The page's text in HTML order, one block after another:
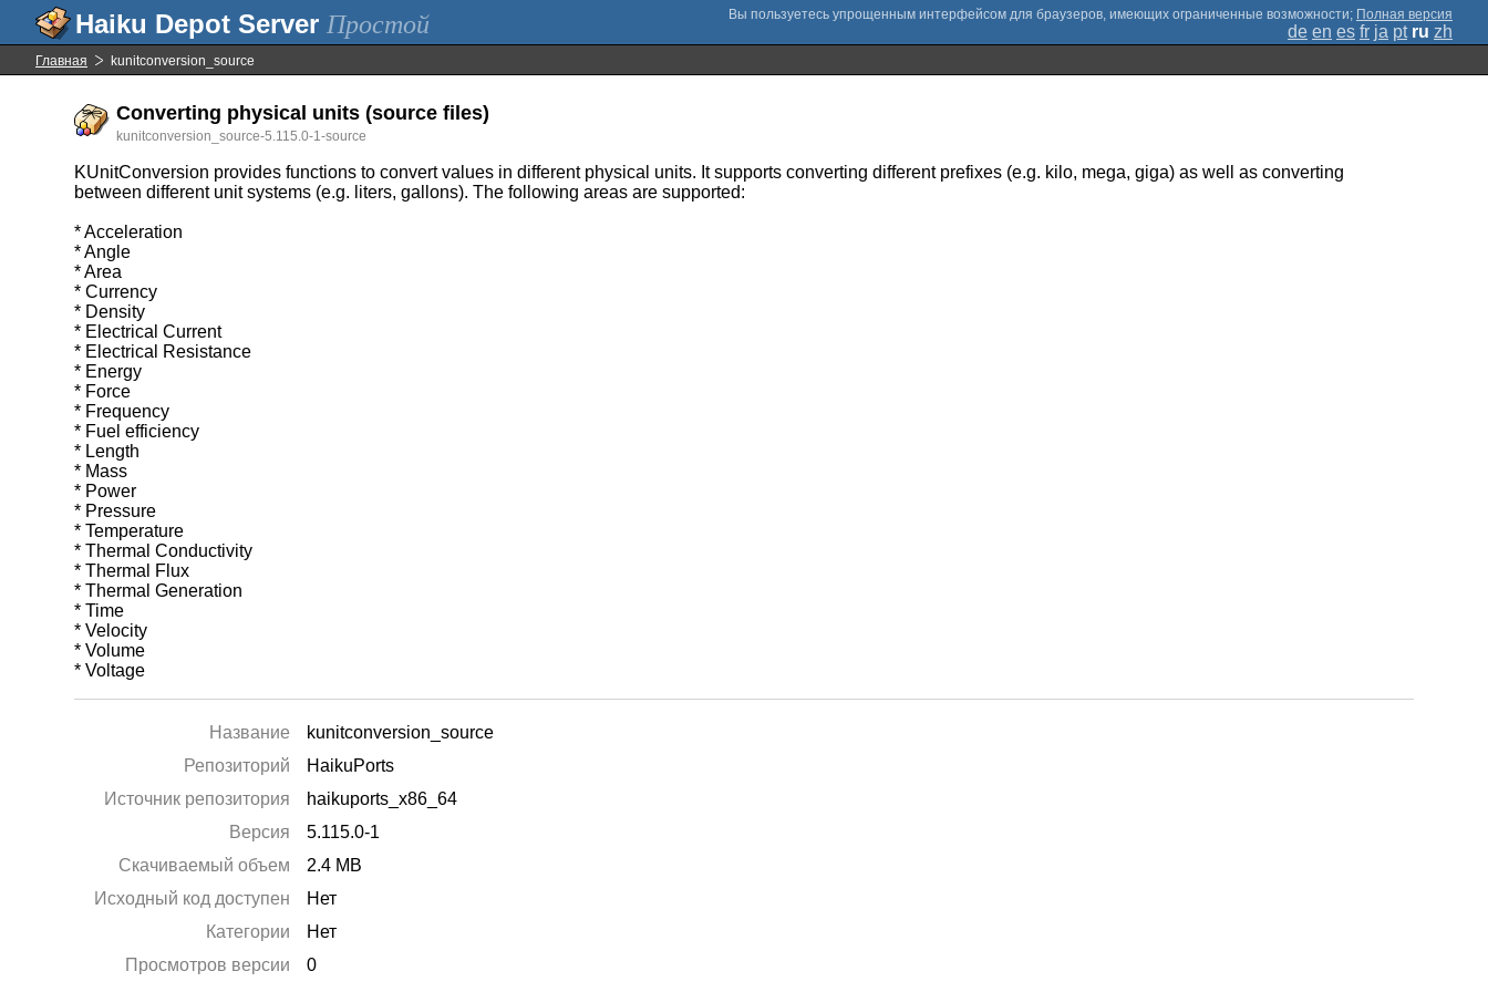
Простой ; Полная версия
de en es fr ja pt ru zh
Главная kunitconversion_source
Converting physical units (source files)
kunitconversion_source-5.115.0-1-source
KUnitConversion provides functions to convert values in different physical units. It supports converting different prefixes (e.g. kilo, mega, giga) as well as converting
between different unit systems (e.g. liters, gallons). The following areas are supported:
* Acceleration
* Angle
* Area
* Currency
* Density
* Electrical Current
* Electrical Resistance
* Energy
* Force
* Frequency
* Fuel efficiency
* Length
* Mass
* Power
* Pressure
* Temperature
* Thermal Conductivity
* Thermal Flux
* Thermal Generation
* Time
* Velocity
* Volume
* Voltage
Название
kunitconversion_source
Репозиторий
HaikuPorts
Источник репозитория
haikuports_x86_64
Версия
5.115.0-1
Скачиваемый объем
2.4 MB
Исходный код доступен
Нет
Категории
Нет
Просмотров версии
0